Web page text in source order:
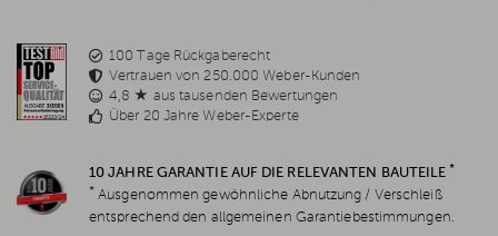
100 Tage Rückgaberecht
Vertrauen von 250.000 Weber-Kunden
4,8 ★ aus tausenden Bewertungen
Über 20 Jahre Weber-Experte
10 JAHRE GARANTIE AUF DIE RELEVANTEN BAUTEILE *
* Ausgenommen gewöhnliche Abnutzung / Verschleiß
entsprechend den allgemeinen Garantiebestimmungen.